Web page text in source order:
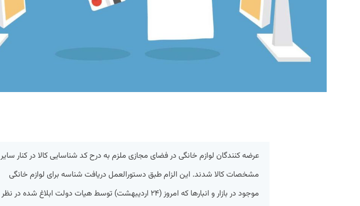
عرضه کنندگان لوازم خانگی در فضای مجازی ملزم به درح کد شناسایی کالا در کنار سایر
مشخصات کالا شدند. این الزام طبق دستورالعمل دریافت شناسه‌ برای لوازم خانگی
موجود در بازار و انبارها که امروز (۲۴ اردیبهشت) توسط هیات دولت ابلاغ شده در نظر